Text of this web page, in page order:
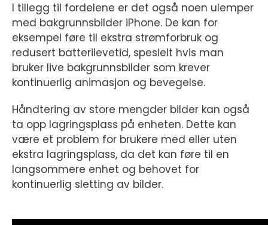
I tillegg til fordelene er det også noen ulemper
med bakgrunnsbilder iPhone. De kan for
eksempel føre til ekstra strømforbruk og
redusert batterilevetid, spesielt hvis man
bruker live bakgrunnsbilder som krever
kontinuerlig animasjon og bevegelse.
Håndtering av store mengder bilder kan også
ta opp lagringsplass på enheten. Dette kan
være et problem for brukere med eller uten
ekstra lagringsplass, da det kan føre til en
langsommere enhet og behovet for
kontinuerlig sletting av bilder.